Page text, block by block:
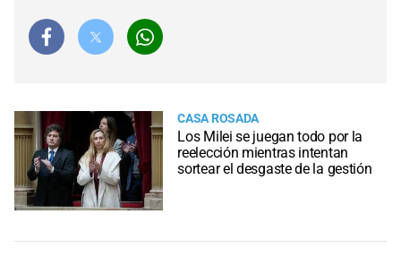
CASA ROSADA
Los Milei se juegan todo por la
reelección mientras intentan
sortear el desgaste de la gestión